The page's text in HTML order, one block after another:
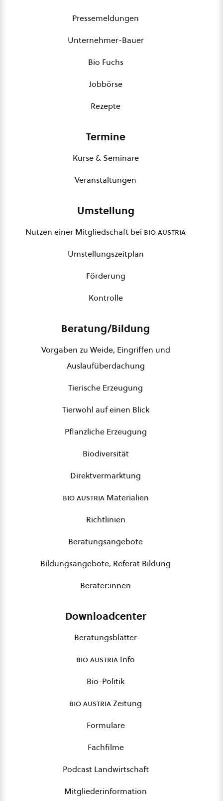
Pressemeldungen
Unternehmer-Bauer
Bio Fuchs
Jobbörse
Rezepte
Termine
Kurse & Seminare
Veranstaltungen
Umstellung
Nutzen einer Mitgliedschaft bei bio austria
Umstellungszeitplan
Förderung
Kontrolle
Beratung/Bildung
Vorgaben zu Weide, Eingriffen und
Auslaufüberdachung
Tierische Erzeugung
Tierwohl auf einen Blick
Pflanzliche Erzeugung
Biodiversität
Direktvermarktung
bio austriaMaterialien
Richtlinien
Beratungsangebote
Bildungsangebote, Referat Bildung
Berater:innen
Downloadcenter
Beratungsblätter
bio austria Info
Bio-Politik
bio austriaZeitung
Formulare
Fachfilme
Podcast Landwirtschaft
Mitgliederinformation